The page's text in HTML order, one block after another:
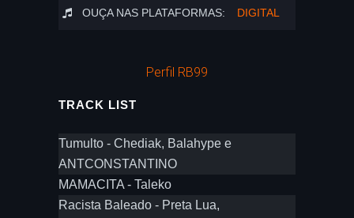
OUÇA NAS PLATAFORMAS: DIGITAL
Perfil RB99
TRACK LIST
Tumulto - Chediak, Balahype e
ANTCONSTANTINO
MAMACITA - Taleko
Racista Baleado - Preta Lua,